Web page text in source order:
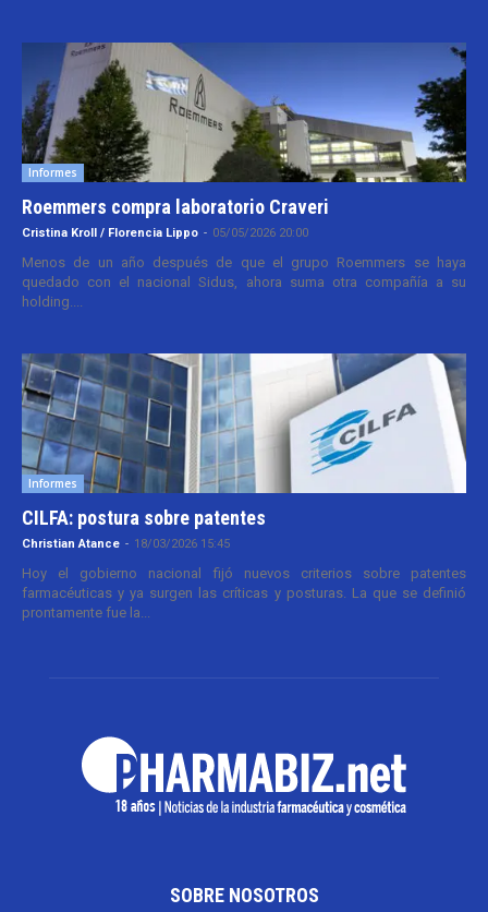
Informes
Roemmers compra laboratorio Craveri
Cristina Kroll / Florencia Lippo - 05/05/2026 20:00
Menos de un año después de que el grupo Roemmers se haya
quedado con el nacional Sidus, ahora suma otra compañía a su
holding....
Informes
CILFA: postura sobre patentes
Christian Atance - 18/03/2026 15:45
Hoy el gobierno nacional fijó nuevos criterios sobre patentes
farmacéuticas y ya surgen las críticas y posturas. La que se definió
prontamente fue la...
SOBRE NOSOTROS